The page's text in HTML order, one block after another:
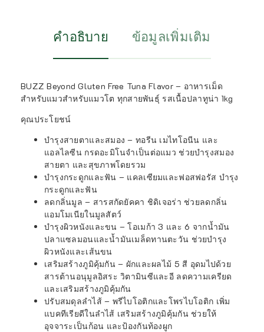
คำอธิบาย ข้อมูลเพิ่มเติม
BUZZ Beyond Gluten Free Tuna Flavor – อาหารเม็ด
สำหรับแมวสำหรับแมวโต ทุกสายพันธุ์ รสเนื้อปลาทูน่า 1kg
คุณประโยชน์
บำรุงสายตาและสมอง – ทอรีน เมไทโอนีน และ
แอลไลซีน กรดอะมิโนจำเป็นต่อแมว ช่วยบำรุงสมอง
สายตา และสุขภาพโดยรวม
บำรุงกระดูกและฟัน – แคลเซียมและฟอสฟอรัส บำรุง
กระดูกและฟัน
ลดกลิ่นมูล – สารสกัดยัคคา ชิดิเจอร่า ช่วยลดกลิ่น
แอมโมเนียในมูลสัตว์
บำรุงผิวหนังและขน – โอเมก้า 3 และ 6 จากน้ำมัน
ปลาแซลมอนและน้ำมันเมล็ดทานตะวัน ช่วยบำรุง
ผิวหนังและเส้นขน
เสริมสร้างภูมิคุ้มกัน – ผักและผลไม้ 5 สี อุดมไปด้วย
สารต้านอนุมูลอิสระ วิตามินซีและอี ลดความเครียด
และเสริมสร้างภูมิคุ้มกัน
ปรับสมดุลลำไส้ – พรีไบโอติกและโพรไบโอติก เพิ่ม
แบคทีเรียดีในลำไส้ เสริมสร้างภูมิคุ้มกัน ช่วยให้
อุจจาระเป็นก้อน และป้องกันท้องผูก